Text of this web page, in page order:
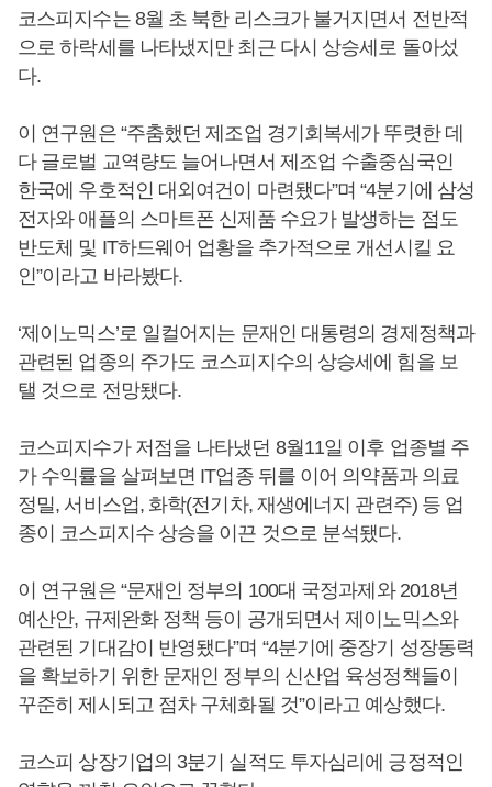
코스피지수는 8월 초 북한 리스크가 불거지면서 전반적
으로 하락세를 나타냈지만 최근 다시 상승세로 돌아섰
다.
이 연구원은 “주춤했던 제조업 경기회복세가 뚜렷한 데
다 글로벌 교역량도 늘어나면서 제조업 수출중심국인
한국에 우호적인 대외여건이 마련됐다”며 “4분기에 삼성
전자와 애플의 스마트폰 신제품 수요가 발생하는 점도
반도체 및 IT하드웨어 업황을 추가적으로 개선시킬 요
인”이라고 바라봤다.
‘제이노믹스’로 일컬어지는 문재인 대통령의 경제정책과
관련된 업종의 주가도 코스피지수의 상승세에 힘을 보
탤 것으로 전망됐다.
코스피지수가 저점을 나타냈던 8월11일 이후 업종별 주
가 수익률을 살펴보면 IT업종 뒤를 이어 의약품과 의료
정밀, 서비스업, 화학(전기차, 재생에너지 관련주) 등 업
종이 코스피지수 상승을 이끈 것으로 분석됐다.
이 연구원은 “문재인 정부의 100대 국정과제와 2018년
예산안, 규제완화 정책 등이 공개되면서 제이노믹스와
관련된 기대감이 반영됐다”며 “4분기에 중장기 성장동력
을 확보하기 위한 문재인 정부의 신산업 육성정책들이
꾸준히 제시되고 점차 구체화될 것”이라고 예상했다.
코스피 상장기업의 3분기 실적도 투자심리에 긍정적인